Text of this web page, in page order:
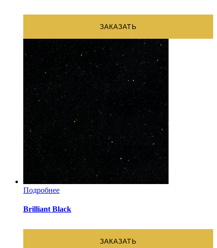
ЗАКАЗАТЬ
Подробнее
Brilliant Black
ЗАКАЗАТЬ